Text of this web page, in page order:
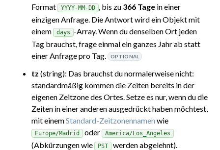
Format
YYYY-MM-DD , bis zu 366 Tage in einer
einzigen Anfrage. Die Antwort wird ein Objekt mit
einem
days
-Array. Wenn du denselben Ort jeden
Tag brauchst, frage einmal ein ganzes Jahr ab statt
einer Anfrage pro Tag.
OPTIONAL
tz (string): Das brauchst du normalerweise nicht:
standardmäßig kommen die Zeiten bereits in der
eigenen Zeitzone des Ortes. Setze es nur, wenn du die
Zeiten in einer anderen ausgedrückt haben möchtest,
mit einemStandard-Zeitzonennamen wie
Europe/Madrid oder America/Los_Angeles
(Abkürzungen wie PST
werden abgelehnt).